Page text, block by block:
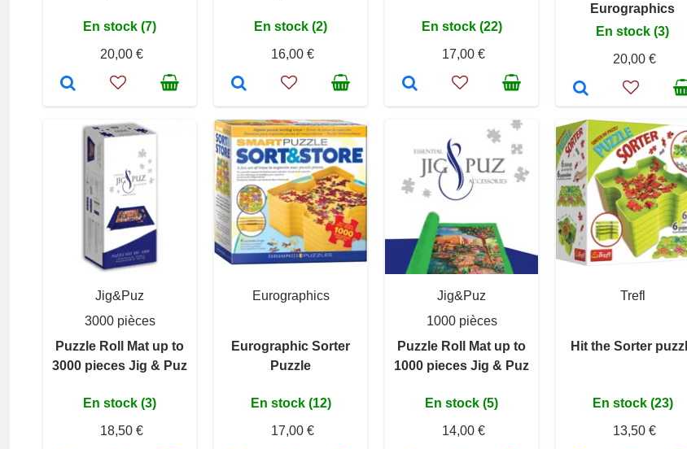
En stock (7)
20,00 €
En stock (2)
16,00 €
En stock (22)
17,00 €
Eurographics
En stock (3)
20,00 €
Jig&Puz
3000 pièces
Puzzle Roll Mat up to
3000 pieces Jig & Puz
En stock (3)
18,50 €
Eurographics
Eurographic Sorter
Puzzle
En stock (12)
17,00 €
Jig&Puz
1000 pièces
Puzzle Roll Mat up to
1000 pieces Jig & Puz
En stock (5)
14,00 €
Trefl
Hit the Sorter
En stock (23)
13,50 €